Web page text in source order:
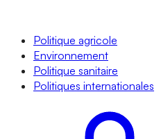
Politique agricole
Environnement
Politique sanitaire
Politiques internationales